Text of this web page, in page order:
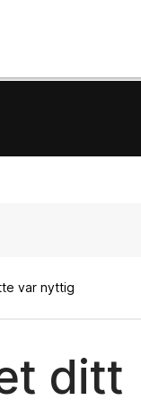
var nyttig
ditt